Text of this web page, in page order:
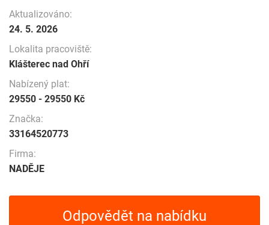
Aktualizováno:
24. 5. 2026
Lokalita pracoviště:
Klášterec nad Ohří
Nabízený plat:
29550 - 29550 Kč
Značka:
33164520773
Firma:
NADĚJE
Odpovědět na nabídku